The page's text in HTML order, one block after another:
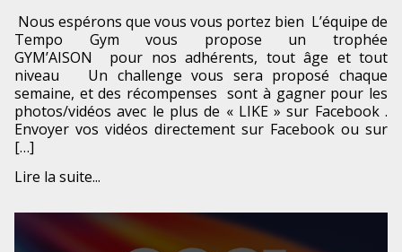
Nous espérons que vous vous portez bien L’équipe de
Tempo Gym vous propose un trophée
GYM’AISON pour nos adhérents, tout âge et tout
niveau Un challenge vous sera proposé chaque
semaine, et des récompenses sont à gagner pour les
photos/vidéos avec le plus de « LIKE » sur Facebook .
Envoyer vos vidéos directement sur Facebook ou sur
[…]
Lire la suite...